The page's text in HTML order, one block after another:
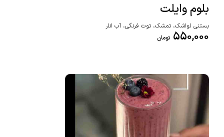
بلوم وایلت
بستنی لواشک، تمشک، توت فرنگی، آب انار
550,000 تومان